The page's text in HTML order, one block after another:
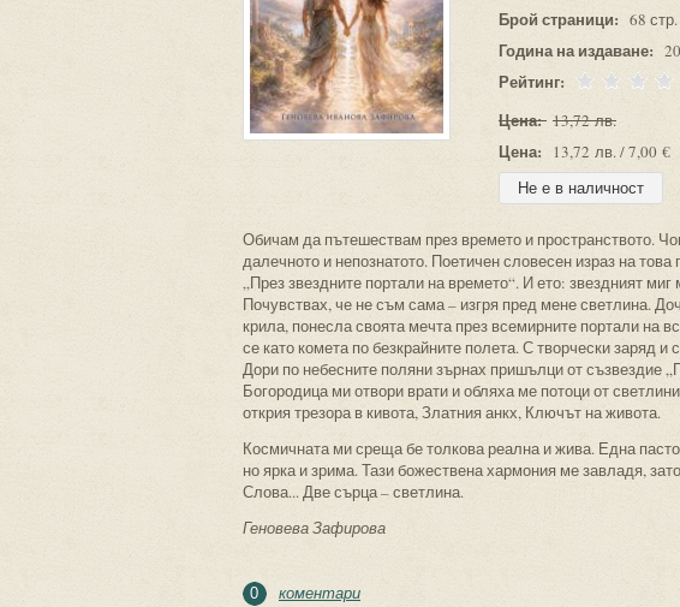
Брой страници: 68 стр.
Година на издаване:
Рейтинг:
Цена: 13,72 лв.
Цена: 13,72 лв. / 7,00 €
Обичам да пътешествам през времето и пространството.
далечното и непознатото. Поетичен словесен израз на
„През звездните портали на времето“. И ето: звездният
Почувствах, че не съм сама – изгря пред мене светлина.
крила, понесла своята мечта през всемирните портали на
се като комета по безкрайните полета. С творчески заряд
Дори по небесните поляни зърнах пришълци от съзвездие
Богородица ми отвори врати и обляха ме потоци от
открия трезора в кивота, Златния анкх, Ключът на живота.
Космичната ми среща бе толкова реална и жива. Една
но ярка и зрима. Тази божествена хармония ме завладя,
Слова... Две сърца – светлина.
Геновева Зафирова
0 коментари